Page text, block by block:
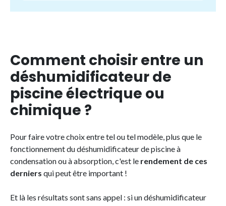
Comment choisir entre un
déshumidificateur de
piscine électrique ou
chimique ?
Pour faire votre choix entre tel ou tel modèle, plus que le
fonctionnement du déshumidificateur de piscine à
condensation ou à absorption, c'est le rendement de ces
derniers qui peut être important !
Et là les résultats sont sans appel : si un déshumidificateur